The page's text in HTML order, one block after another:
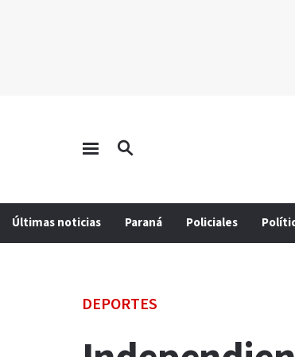
Últimas noticias Paraná Policiales
DEPORTES